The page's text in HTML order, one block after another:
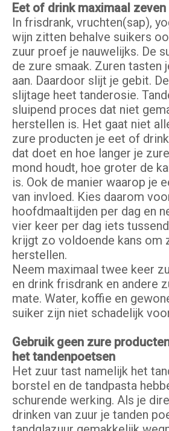
Eet of drink maximaal
In frisdrank, vruchten(sap),
wijn zitten behalve suikers
zuur proef je nauwelijks. De
de zure smaak. Zuren tasten
aan. Daardoor slijt je gebit.
slijtage heet tanderosie.
sluipend proces dat niet
herstellen is. Het gaat niet
zure producten je eet of
dat doet en hoe langer je
mond houdt, hoe groter de
is. Ook de manier waarop je
van invloed. Kies daarom
hoofdmaaltijden per dag en
vier keer per dag iets
krijgt zo voldoende kans om
herstellen.
Neem maximaal twee keer
en drink frisdrank en andere
mate. Water, koffie en
suiker zijn niet schadelijk
Gebruik geen zure
het tandenpoetsen
Het zuur tast namelijk het
borstel en de tandpasta
schurende werking. Als je
drinken van zuur je tanden